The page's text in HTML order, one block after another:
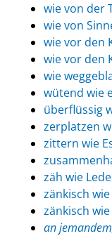
wie von der
wie von
wie vor den
wie vor den
wie
wütend wie
überflüssig
zerplatzen
zittern wie
zäh wie
zänkisch
zänkisch
an